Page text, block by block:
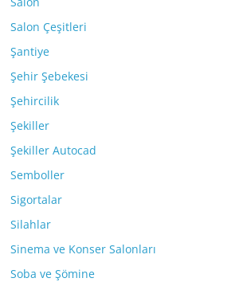
Salon Çeşitleri
Şantiye
Şehir Şebekesi
Şehircilik
Şekiller
Şekiller Autocad
Semboller
Sigortalar
Silahlar
Sinema ve Konser Salonları
Soba ve Şömine